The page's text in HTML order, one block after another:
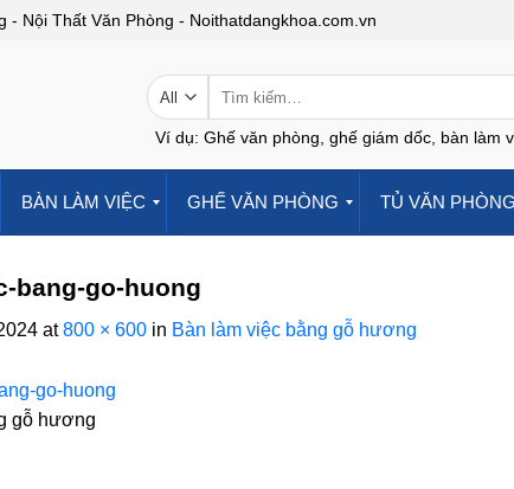
- Nội Thất Văn Phòng - Noithatdangkhoa.com.vn
kiếm:
Ví dụ: Ghế văn phòng, ghế giám dốc, bàn làm
BÀN LÀM VIỆC GHẾ VĂN PHÒNG TỦ VĂN PHÒNG
bang-go-huong
at800 × 600 in Bàn làm việc bằng gỗ hương
gỗ hương